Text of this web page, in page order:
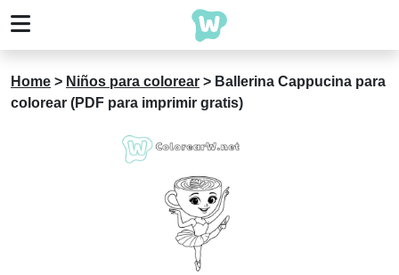
Home > Niños para colorear > Ballerina Cappucina para
colorear (PDF para imprimir gratis)